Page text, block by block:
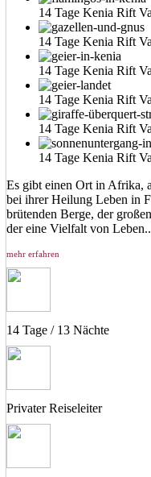
14 Tage Kenia Rift
14 Tage Kenia Rift
14 Tage Kenia Rift
14 Tage Kenia Rift
14 Tage Kenia Rift
14 Tage Kenia Rift
Es gibt einen Ort in Afrika,
bei ihrer Heilung Leben in
brütenden Berge, der
der eine Vielfalt von
mehr erfahren
14 Tage / 13 Nächte
Privater Reiseleiter